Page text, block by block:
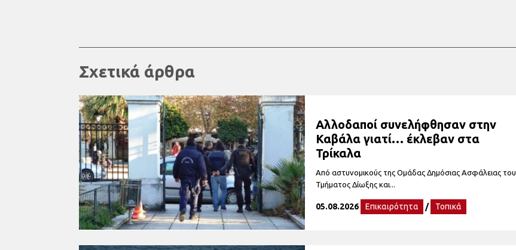
Σχετικά άρθρα
Αλλοδαποί συνελήφθησαν στην
Καβάλα γιατί… έκλεβαν στα
Τρίκαλα
Από αστυνομικούς της Ομάδας Δημόσιας Ασφάλειας του
Τμήματος Δίωξης και...
05.08.2026 Επικαιρότητα / Τοπικά